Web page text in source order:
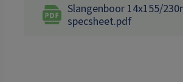
Slangenboor 14x155/
specsheet.pdf